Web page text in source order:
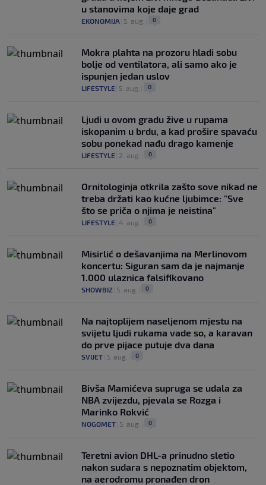
u stanovima koje daje grad
EKONOMIJA 5. aug. 0
Mokra plahta na prozoru hladi sobu
bolje od ventilatora, ali samo ako je
ispunjen jedan uslov
LIFESTYLE 5. aug. 0
Ljudi u ovom gradu žive u rupama
iskopanim u brdu, a kad prošire spavaću
sobu ponekad nađu drago kamenje
LIFESTYLE 2. aug. 0
Ornitologinja otkrila zašto sove nikad ne
treba držati kao kućne ljubimce: "Sve
što se priča o njima je neistina"
LIFESTYLE 4. aug. 0
Misirlić o dešavanjima na Merlinovom
koncertu: Siguran sam da je najmanje
1.000 ulaznica falsifikovano
SHOWBIZ 5. aug. 0
Na najtoplijem naseljenom mjestu na
svijetu ljudi rukama vade so, a karavan
do prve pijace putuje dva dana
SVIJET 5. aug. 0
Bivša Mamićeva supruga se udala za
NBA zvijezdu, pjevala se Rozga i
Marinko Rokvić
NOGOMET 5. aug. 0
Teretni avion DHL-a prinudno sletio
nakon sudara s nepoznatim objektom,
na aerodromu pronađen dron